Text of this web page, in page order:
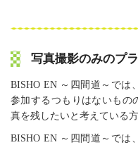
写真撮影のみのプ
BISHO EN ～四間道～では
参加するつもりはないもの
真を残したいと考えている
BISHO EN ～四間道～では